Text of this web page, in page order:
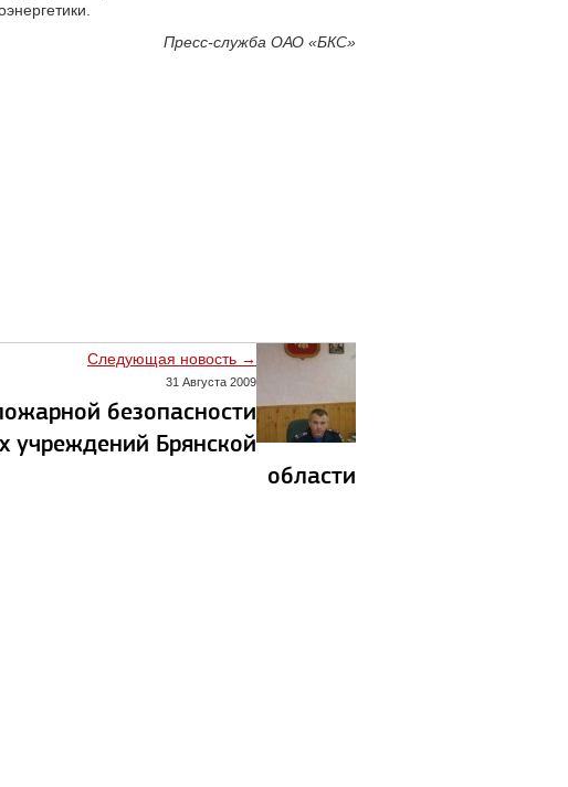
Пресс-служба ОАО «БКС»
Следующая новость →
31 Августа 2009
безопасности
учреждений Брянской
области